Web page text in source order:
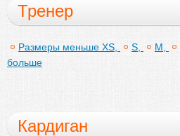
Тренер
Размеры меньше XS, S, M,
больше
Кардиган